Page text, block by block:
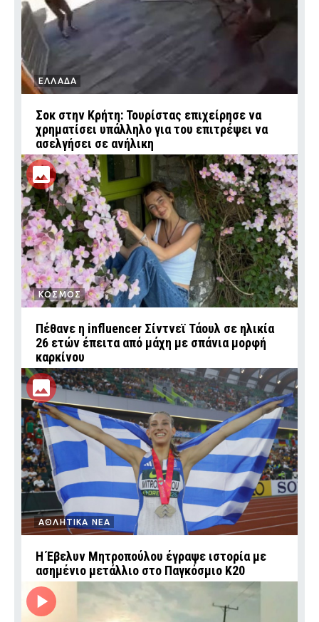
ΕΛΛΑΔΑ
Σοκ στην Κρήτη: Τουρίστας επιχείρησε να
χρηματίσει υπάλληλο για του επιτρέψει να
ασελγήσει σε ανήλικη
ΚΟΣΜΟΣ
Πέθανε η influencer Σίντνεϊ Τάουλ σε ηλικία
26 ετών έπειτα από μάχη με σπάνια μορφή
καρκίνου
ΑΘΛΗΤΙΚΑ ΝΕΑ
Η Έβελυν Μητροπούλου έγραψε ιστορία με
ασημένιο μετάλλιο στο Παγκόσμιο Κ20